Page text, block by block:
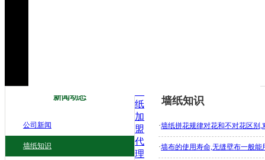
新闻动态
公司新闻
墙纸知识
墙纸知识
·墙纸拼花规律对花和不对花区别
·墙布的使用寿命,无缝壁布一般能
纸
加
盟
代
理